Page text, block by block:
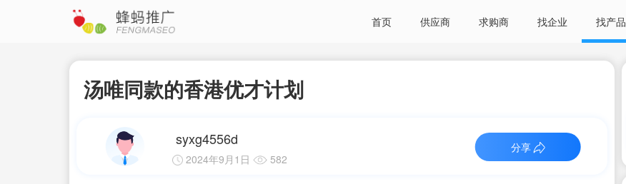
首页 供应商 求购商 找企业 找产品
汤唯同款的香港优才计划
syxg4556d
2024年9月1日 582
分享